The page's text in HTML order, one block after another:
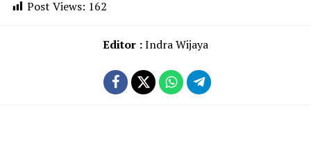
Post Views: 162
Editor :Indra Wijaya